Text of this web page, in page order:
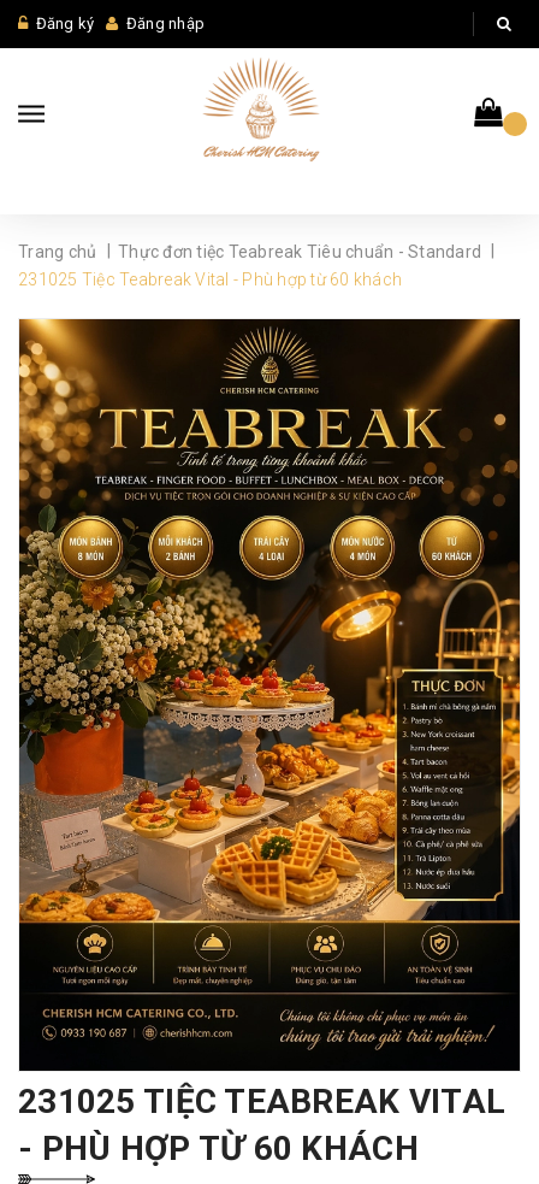
Đăng ký Đăng nhập
Trang chủ Thực đơn tiệc Teabreak Tiêu chuẩn - Standard
231025 Tiệc Teabreak Vital - Phù hợp từ 60 khách
231025 TIỆC TEABREAK VITAL
- PHÙ HỢP TỪ 60 KHÁCH